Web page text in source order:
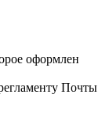
оформлен
Почты